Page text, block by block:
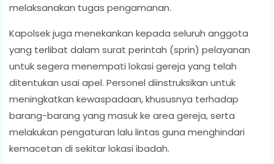
melaksanakan tugas pengamanan.
Kapolsek juga menekankan kepada seluruh anggota
yang terlibat dalam surat perintah (sprin) pelayanan
untuk segera menempati lokasi gereja yang telah
ditentukan usai apel. Personel diinstruksikan untuk
meningkatkan kewaspadaan, khususnya terhadap
barang-barang yang masuk ke area gereja, serta
melakukan pengaturan lalu lintas guna menghindari
kemacetan di sekitar lokasi ibadah.